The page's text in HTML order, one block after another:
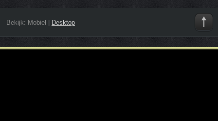
Bekijk: Mobiel Desktop